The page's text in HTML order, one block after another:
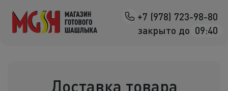
+7 (978) 723-98-80
закрыто до 09:40
Назад
Доставка товара